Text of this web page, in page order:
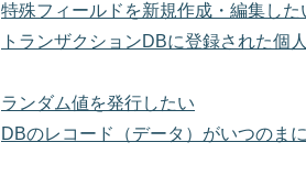
特殊フィールドを新規作成・編集した
トランザクションDBに登録された個
ランダム値を発行したい
DBのレコード（データ）がいつのま